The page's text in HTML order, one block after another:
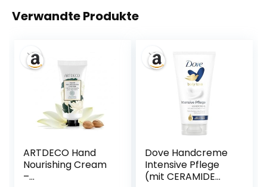
Verwandte Produkte
ARTDECO Hand
Nourishing Cream
–
Dove Handcreme
Intensive Pflege
(mit CERAMIDE